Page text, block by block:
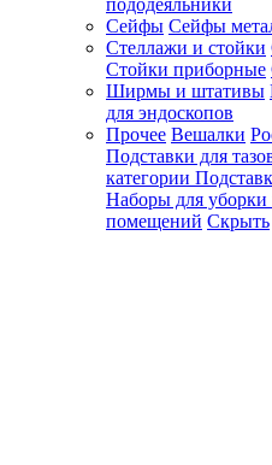
пододеяльники
Сейфы Сейфы
Стеллажи и стойки
Стойки приборные
Ширмы и штативы
для эндоскопов
Прочее Вешалки
Подставки для
категории
Наборы для уборки
помещений Скрыть